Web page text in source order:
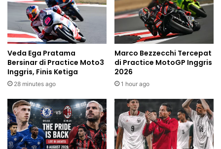
Veda Ega Pratama
Bersinar di Practice Moto3
Inggris, Finis Ketiga
28 minutes ago
Marco Bezzecchi Tercepat
di Practice MotoGP Inggris
2026
1 hour ago